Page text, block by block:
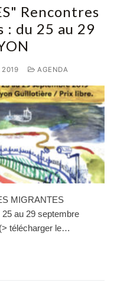
Rencontres
du 25 au 29
2019 AGENDA
MIGRANTES
au 29 septembre
télécharger le…